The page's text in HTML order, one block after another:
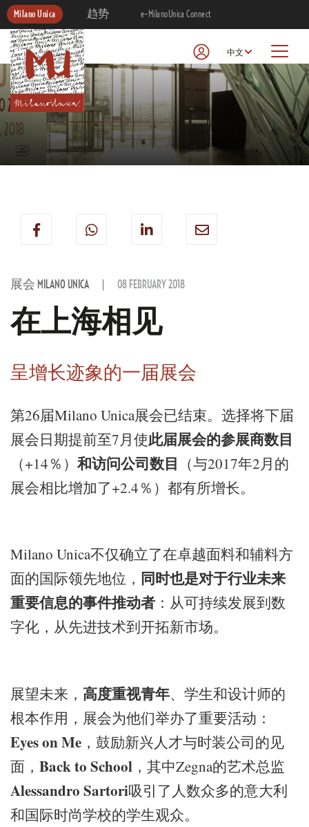
Milano Unica 趋势 e-MilanoUnica Connect
中文
展会 MILANO UNICA 08 FEBRUARY 2018
在上海相见
呈增长迹象的一届展会
第26届Milano Unica展会已结束。选择将下届
展会日期提前至7月使此届展会的参展商数目
（+14 ％） 和访问公司数目 （与2017年2月的
展会相比增加了+2.4 ％）都有所增长。
Milano Unica不仅确立了在卓越面料和辅料方
面的国际领先地位， 同时也是对于行业未来
重要信息的事件推动者 ：从可持续发展到数
字化，从先进技术到开拓新市场。
展望未来， 高度重视青年、学生和设计师的
根本作用，展会为他们举办了重要活动：
Eyes on Me ，鼓励新兴人才与时装公司的见
面， Back to School ，其中Zegna的艺术总监
Alessandro Sartori吸引了人数众多的意大利
和国际时尚学校的学生观众。